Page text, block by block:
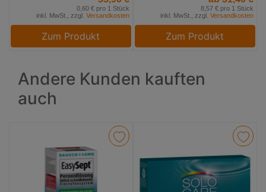
0,60 € pro 1 Stück
inkl. MwSt., zzgl. Versandkosten
Zum Produkt
8,57 € pro 1 Stück
inkl. MwSt., zzgl. Versandkosten
Zum Produkt
Andere Kunden kauften
auch